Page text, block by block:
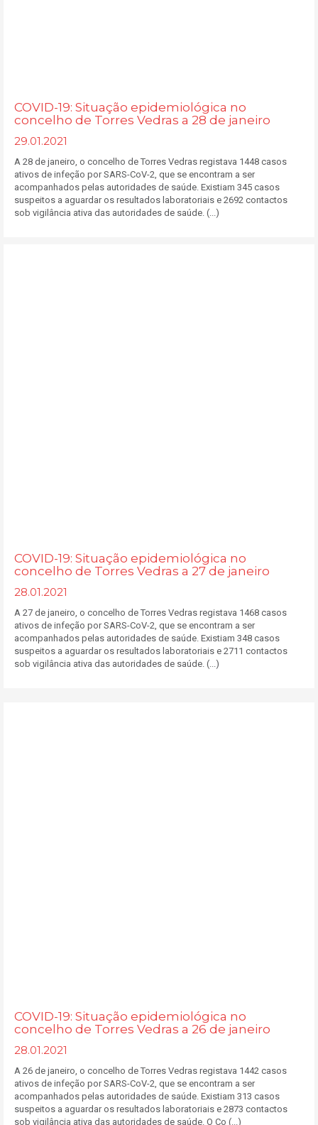
COVID-19: Situação epidemiológica no
concelho de Torres Vedras a 28 de janeiro
29.01.2021
A 28 de janeiro, o concelho de Torres Vedras registava 1448 casos
ativos de infeção por SARS-CoV-2, que se encontram a ser
acompanhados pelas autoridades de saúde. Existiam 345 casos
suspeitos a aguardar os resultados laboratoriais e 2692 contactos
sob vigilância ativa das autoridades de saúde. (...)
COVID-19: Situação epidemiológica no
concelho de Torres Vedras a 27 de janeiro
28.01.2021
A 27 de janeiro, o concelho de Torres Vedras registava 1468 casos
ativos de infeção por SARS-CoV-2, que se encontram a ser
acompanhados pelas autoridades de saúde. Existiam 348 casos
suspeitos a aguardar os resultados laboratoriais e 2711 contactos
sob vigilância ativa das autoridades de saúde. (...)
COVID-19: Situação epidemiológica no
concelho de Torres Vedras a 26 de janeiro
28.01.2021
A 26 de janeiro, o concelho de Torres Vedras registava 1442 casos
ativos de infeção por SARS-CoV-2, que se encontram a ser
acompanhados pelas autoridades de saúde. Existiam 313 casos
suspeitos a aguardar os resultados laboratoriais e 2873 contactos
sob vigilância ativa das autoridades de saúde. O Co (...)